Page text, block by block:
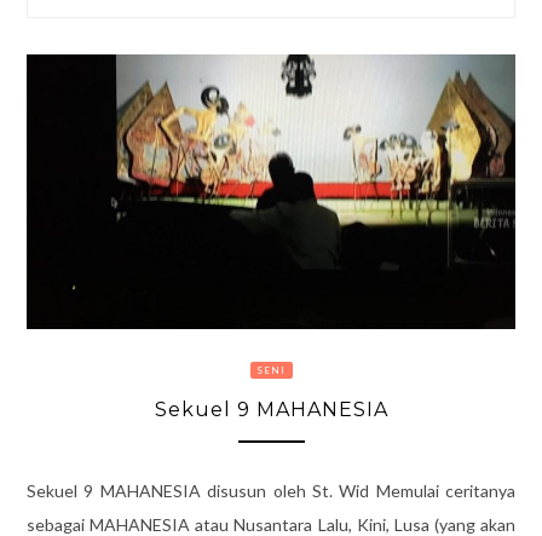
SENI
Sekuel 9 MAHANESIA
Sekuel 9 MAHANESIA disusun oleh St. Wid Memulai ceritanya
sebagai MAHANESIA atau Nusantara Lalu, Kini, Lusa (yang akan